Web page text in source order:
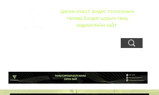
Цахим спорт, видео тоглоомын
талаар бичдэг цорын ганц
мэдээллийн сайт